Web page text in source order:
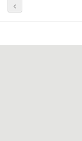
<